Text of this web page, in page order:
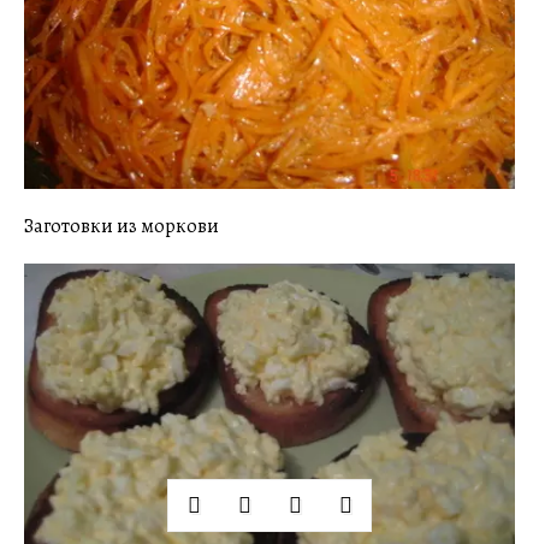
Заготовки из моркови